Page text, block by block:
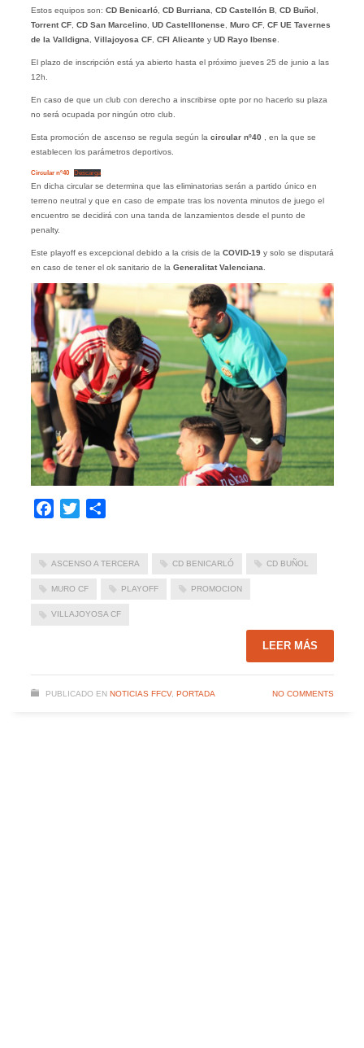
Estos equipos son: CD Benicarló, CD Burriana CD Castellón B, CD Buñol
Torrent CF, CD San Marcelino, UD Castelllonense, Muro CF, CF UE Tavernes
de la Valldigna
Villajoyosa CF, CFI Alicantey UD Rayo Ibense.
El plazo de inscripción está ya abierto hasta el próximo jueves 25 de junio a las
12h.
En caso de que un club con derecho a inscribirse opte por no hacerlo su plaza
no será ocupada por ningún otro club.
Esta promoción de ascenso se regula según la circular nº40 , en la que se
establecen los parámetros deportivos.
Circular nº40 Descarga
En dicha circular se determina que las eliminatorias serán a partido único en
terreno neutral y que en caso de empate tras los noventa minutos de juego el
encuentro se decidirá con una tanda de lanzamientos desde el punto de
penalty.
Este playoff es excepcional debido a la crisis de la COVID-19y solo se disputará
en caso de tener el ok sanitario de la Generalitat Valenciana
Facebook
Twitter
ASCENSO A TERCERA CD BENICARLÓ CD BUÑOL
MURO CF PLAYOFF PROMOCION
VILLAJOYOSA CF
LEER MÁS
PUBLICADO EN NOTICIAS FFCV, PORTADA NO COMMENTS